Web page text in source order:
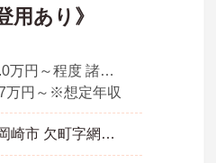
用あり》
月収 27.0万円～程度 諸手当込・夜勤4回/月想定
万円～※想定年収
愛知県 岡崎市 欠町字網笠5-1